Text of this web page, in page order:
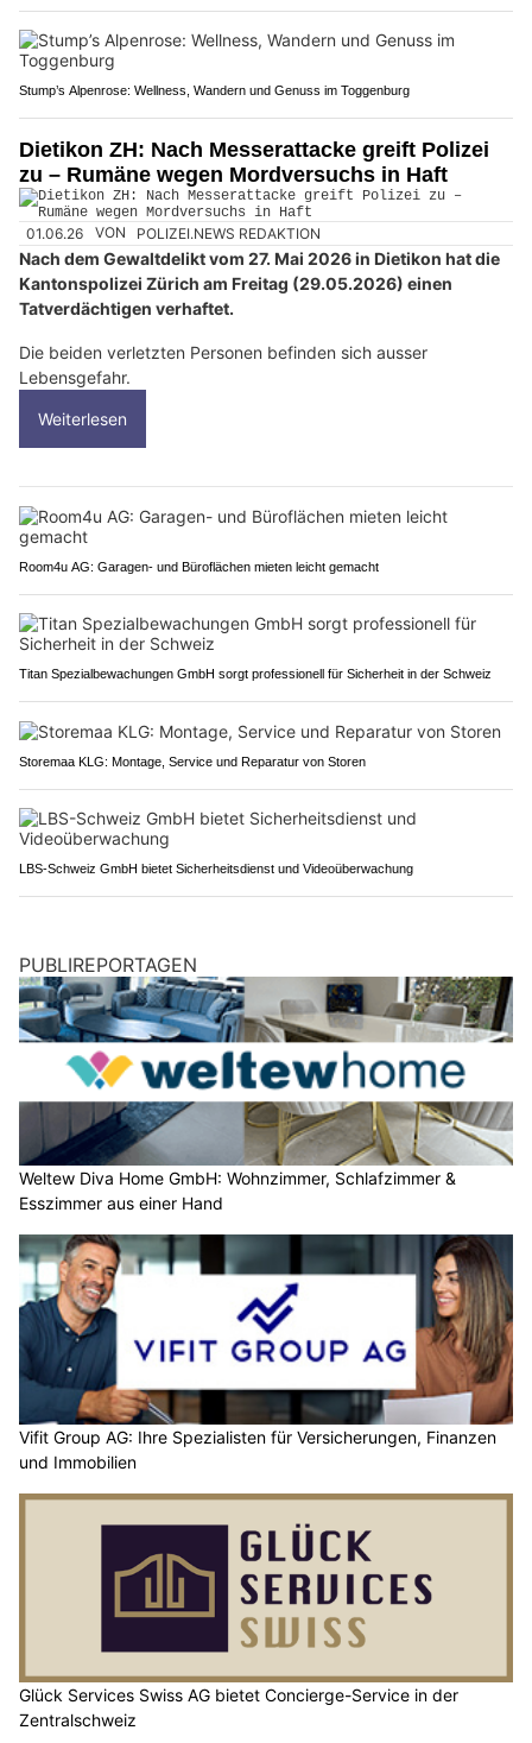
Stump’s Alpenrose: Wellness, Wandern und Genuss im Toggenburg
Dietikon ZH: Nach Messerattacke greift Polizei
zu – Rumäne wegen Mordversuchs in Haft
01.06.26 VON POLIZEI.NEWS REDAKTION
Nach dem Gewaltdelikt vom 27. Mai 2026 in Dietikon hat die
Kantonspolizei Zürich am Freitag (29.05.2026) einen
Tatverdächtigen verhaftet.
Die beiden verletzten Personen befinden sich ausser
Lebensgefahr.
Weiterlesen
Room4u AG: Garagen- und Büroflächen mieten leicht gemacht
Titan Spezialbewachungen GmbH sorgt professionell für Sicherheit in der Schweiz
Storemaa KLG: Montage, Service und Reparatur von Storen
LBS-Schweiz GmbH bietet Sicherheitsdienst und Videoüberwachung
PUBLIREPORTAGEN
Weltew Diva Home GmbH: Wohnzimmer, Schlafzimmer &
Esszimmer aus einer Hand
Vifit Group AG: Ihre Spezialisten für Versicherungen, Finanzen
und Immobilien
Glück Services Swiss AG bietet Concierge-Service in der
Zentralschweiz